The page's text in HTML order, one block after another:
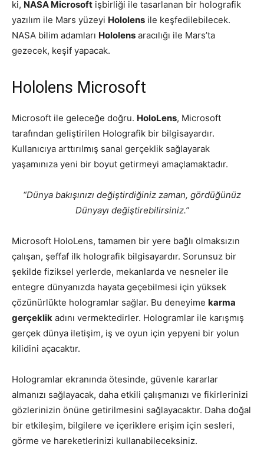
ki, NASA Microsoft işbirliği ile tasarlanan bir holografik
yazılım ile Mars yüzeyi Hololens ile keşfedilebilecek.
NASA bilim adamları Hololens aracılığı ile Mars’ta
gezecek, keşif yapacak.
Hololens Microsoft
Microsoft ile geleceğe doğru. HoloLens, Microsoft
tarafından geliştirilen Holografik bir bilgisayardır.
Kullanıcıya arttırılmış sanal gerçeklik sağlayarak
yaşamınıza yeni bir boyut getirmeyi amaçlamaktadır.
“Dünya bakışınızı değiştirdiğiniz zaman, gördüğünüz
Dünyayı değiştirebilirsiniz.”
Microsoft HoloLens, tamamen bir yere bağlı olmaksızın
çalışan, şeffaf ilk holografik bilgisayardır. Sorunsuz bir
şekilde fiziksel yerlerde, mekanlarda ve nesneler ile
entegre dünyanızda hayata geçebilmesi için yüksek
çözünürlükte hologramlar sağlar. Bu deneyime karma
gerçeklik adını vermektedirler. Hologramlar ile karışmış
gerçek dünya iletişim, iş ve oyun için yepyeni bir yolun
kilidini açacaktır.
Hologramlar ekranında ötesinde, güvenle kararlar
almanızı sağlayacak, daha etkili çalışmanızı ve fikirlerinizi
gözlerinizin önüne getirilmesini sağlayacaktır. Daha doğal
bir etkileşim, bilgilere ve içeriklere erişim için sesleri,
görme ve hareketlerinizi kullanabileceksiniz.